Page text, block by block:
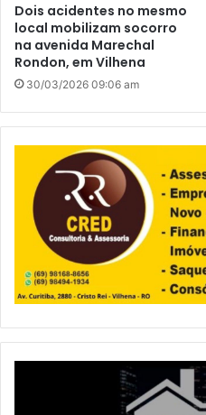
Dois acidentes no mesmo
local mobilizam socorro
na avenida Marechal
Rondon, em Vilhena
30/03/2026 09:06 am